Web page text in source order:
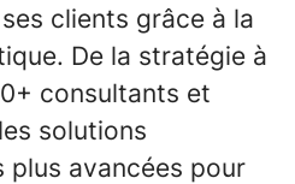
clients grâce à la
De la stratégie à
consultants et
solutions
plus avancées pour